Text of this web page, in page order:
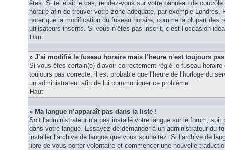
êtes. Si tel était le cas, rendez-vous sur votre panneau de
horaire afin de trouver votre zone adéquate, par exemple
noter que la modification du fuseau horaire, comme la plupart des
utilisateurs inscrits. Si vous n’êtes pas inscrit, c’est l’occasion
Haut
» J’ai modifié le fuseau horaire mais l’heure n’est toujours
Si vous êtes certain(e) d’avoir correctement réglé le fuseau horaire
toujours pas correcte, il est probable que l’heure de l’horloge du
un administrateur afin de lui communiquer ce problème.
Haut
» Ma langue n’apparaît pas dans la liste !
Soit l’administrateur n’a pas installé votre langue sur le forum, soit
dans votre langue. Essayez de demander à un administrateur du
installer l’archive de langue que vous souhaitez. Si l’archive de
libre de vous porter volontaire et commencer une nouvelle